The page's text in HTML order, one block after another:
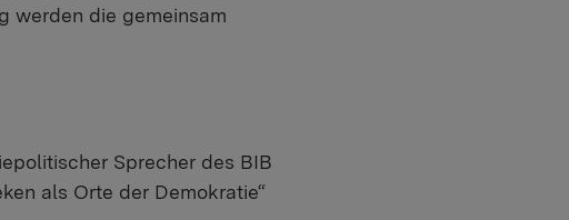
werden die gemeinsam
Sprecher des BIB
als Orte der Demokratie“